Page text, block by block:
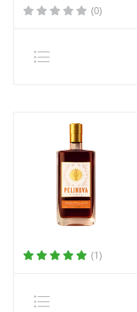
(0)
(1)